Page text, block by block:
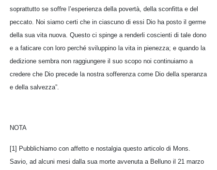
soprattutto se soffre l’esperienza della povertà, della sconfitta e del
peccato. Noi siamo certi che in ciascuno di essi Dio ha posto il germe
della sua vita nuova. Questo ci spinge a renderli coscienti di tale dono
e a faticare con loro perché sviluppino la vita in pienezza; e quando la
dedizione sembra non raggiungere il suo scopo noi continuiamo a
credere che Dio precede la nostra sofferenza come Dio della speranza
e della salvezza”.
NOTA
[1] Pubblichiamo con affetto e nostalgia questo articolo di Mons.
Savio, ad alcuni mesi dalla sua morte avvenuta a Belluno il 21 marzo